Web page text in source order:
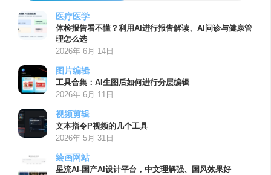
医疗医学
体检报告看不懂？利用AI进行报告解读、AI问诊与健康管
理怎么选
2026年 6月 14日
图片编辑
工具合集：AI生图后如何进行分层编辑
2026年 6月 11日
视频剪辑
文本指令P视频的几个工具
2026年 5月 31日
绘画网站
星流AI-国产AI设计平台，中文理解强、国风效果好